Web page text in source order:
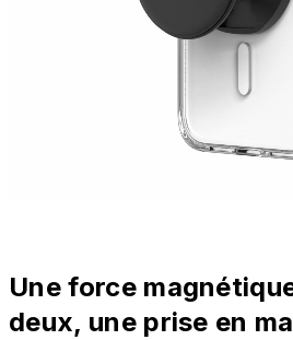
Une force
deux, une prise en